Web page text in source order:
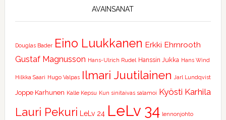
AVAINSANAT
Douglas Bader Eino Luukkanen Erkki Ehrnrooth
Gustaf Magnusson Hans-Ulrich Rudel Hanssin Jukka Hans Wind
Hilkka Saari Hugo Valpas Ilmari Juutilainen Jarl Lundqvist
Joppe Karhunen Kalle Kepsu Kun sinitaivas salamoi Kyösti Karhila
Lauri Pekuri LeLv 24 LeLv 34 lennonjohto